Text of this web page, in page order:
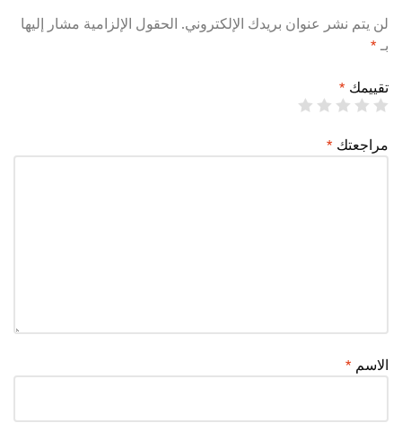
لن يتم نشر عنوان بريدك الإلكتروني. الحقول الإلزامية مشار إليها
بـ *
تقييمك *
مراجعتك *
الاسم *